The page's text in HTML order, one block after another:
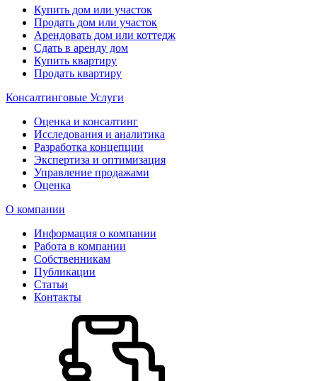
Купить дом или участок
Продать дом или участок
Арендовать дом или коттедж
Сдать в аренду дом
Купить квартиру
Продать квартиру
Консалтинговые Услуги
Оценка и консалтинг
Исследования и аналитика
Разработка концепции
Экспертиза и оптимизация
Управление продажами
Оценка
О компании
Информация о компании
Работа в компании
Собственникам
Публикации
Статьи
Контакты